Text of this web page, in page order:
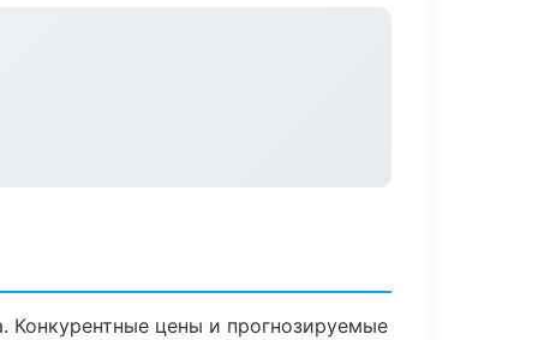
Конкурентные цены и прогнозируемые